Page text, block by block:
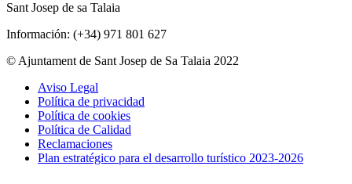
Sant Josep de sa Talaia
Información: (+34) 971 801 627
© Ajuntament de Sant Josep de Sa Talaia 2022
Aviso Legal
Política de privacidad
Política de cookies
Política de Calidad
Reclamaciones
Plan estratégico para el desarrollo turístico 2023-2026